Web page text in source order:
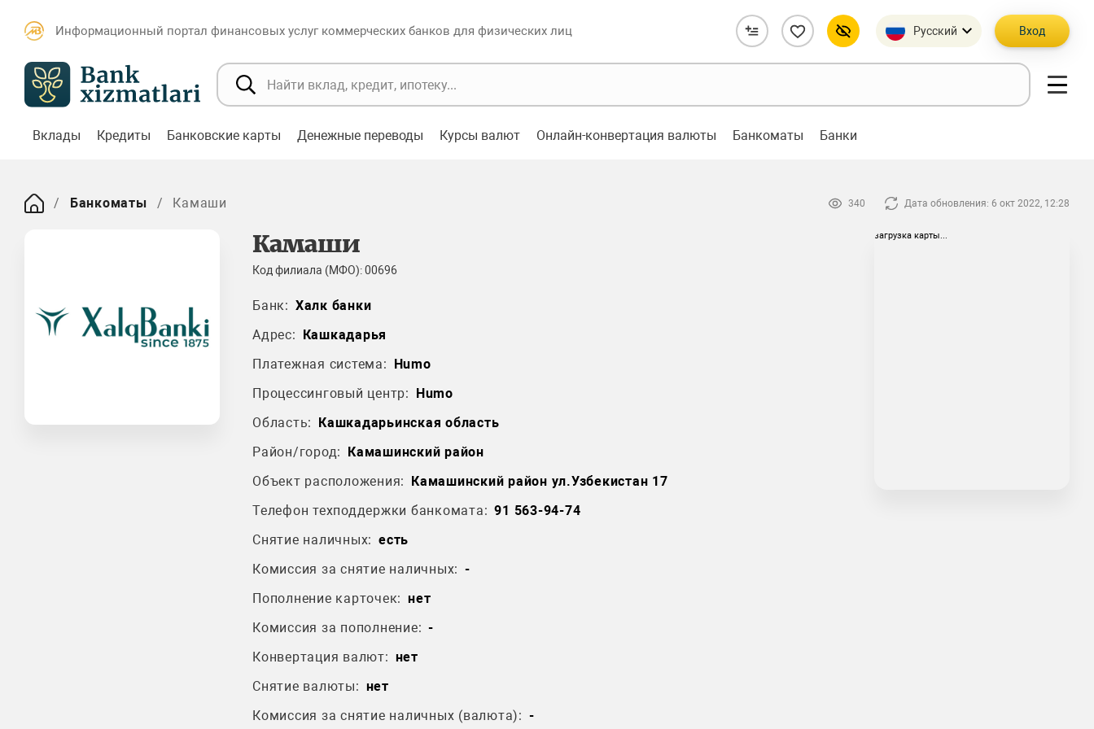
Информационный портал финансовых услуг коммерческих банков для физических лиц Русский Вход
Вклады Кредиты Банковские карты Денежные переводы Курсы валют Онлайн-конвертация валюты Банкоматы Банки
Банкоматы Камаши 340 Дата обновления: 6 окт 2022, 12:28
Камаши
Код филиала (МФО): 00696
Банк: Халк банки
Адрес: Кашкадарья
Платежная система: Humo
Процессинговый центр: Humo
Область: Кашкадарьинская область
Район/город: Камашинский район
Объект расположения: Камашинский район ул.Узбекистан 17
Телефон техподдержки банкомата: 91 563-94-74
Снятие наличных: есть
Комиссия за снятие наличных: -
Пополнение карточек: нет
Комиссия за пополнение: -
Конвертация валют: нет
Снятие валюты: нет
Комиссия за снятие наличных (валюта): -
загрузка карты...